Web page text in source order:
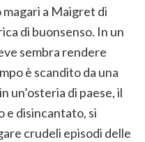
magari a Maigret di
di buonsenso. In un
sembra rendere
è scandito da una
un’osteria di paese, il
e disincantato, si
crudeli episodi delle